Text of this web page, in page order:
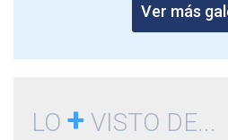
Ver más
LO + VISTO DE...